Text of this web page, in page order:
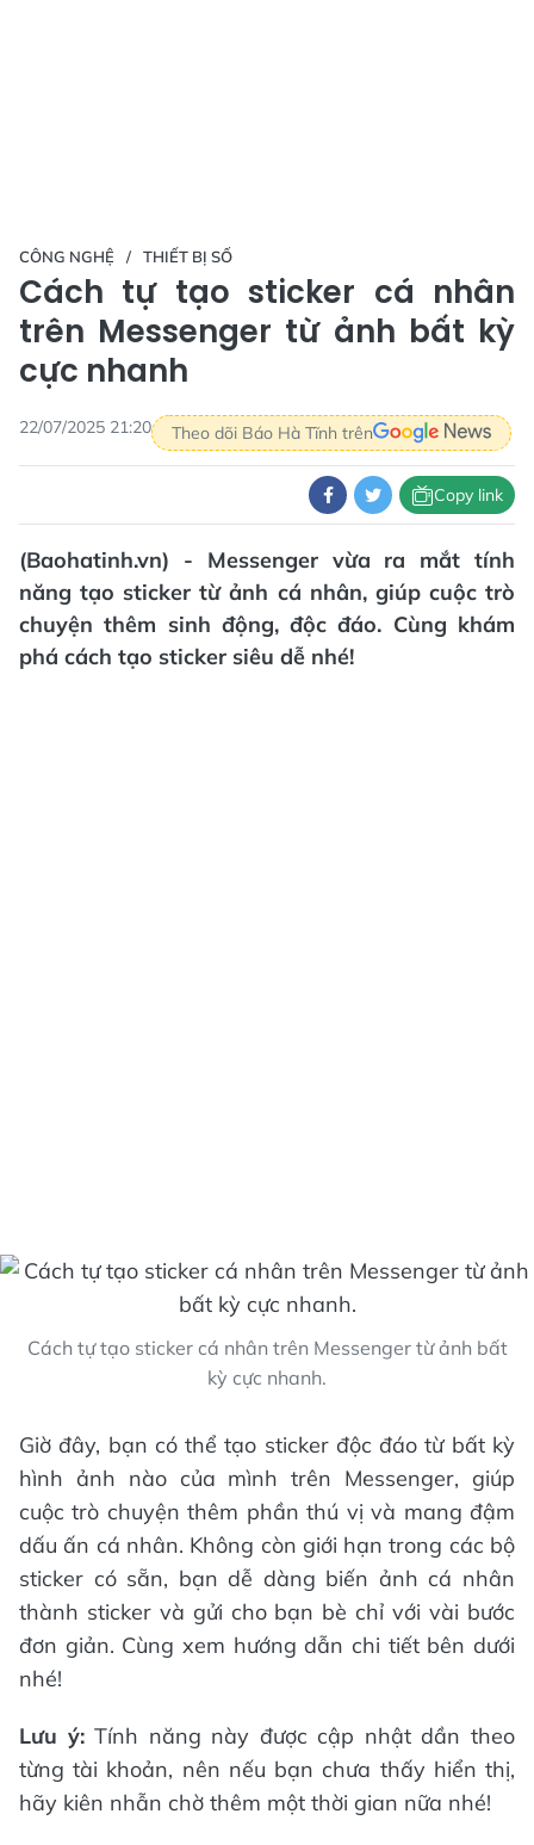
CÔNG NGHỆ THIẾT BỊ SỐ
Cách tự tạo sticker cá nhân
trên Messenger từ ảnh bất kỳ
cực nhanh
22/07/2025 21:20 Theo dõi Báo Hà Tĩnh trên
Copy link
(Baohatinh.vn) - Messenger vừa ra mắt tính
năng tạo sticker từ ảnh cá nhân, giúp cuộc trò
chuyện thêm sinh động, độc đáo. Cùng khám
phá cách tạo sticker siêu dễ nhé!
Cách tự tạo sticker cá nhân trên Messenger từ ảnh bất
kỳ cực nhanh.
Giờ đây, bạn có thể tạo sticker độc đáo từ bất kỳ
hình ảnh nào của mình trên Messenger, giúp
cuộc trò chuyện thêm phần thú vị và mang đậm
dấu ấn cá nhân. Không còn giới hạn trong các bộ
sticker có sẵn, bạn dễ dàng biến ảnh cá nhân
thành sticker và gửi cho bạn bè chỉ với vài bước
đơn giản. Cùng xem hướng dẫn chi tiết bên dưới
nhé!
Lưu ý:Tính năng này được cập nhật dần theo
từng tài khoản, nên nếu bạn chưa thấy hiển thị,
hãy kiên nhẫn chờ thêm một thời gian nữa nhé!